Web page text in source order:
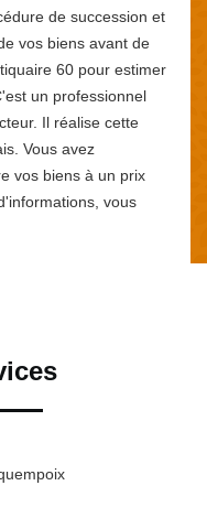
de succession et
vos biens avant de
60 pour estimer
un professionnel
Il réalise cette
Vous avez
vos biens à un prix
vous